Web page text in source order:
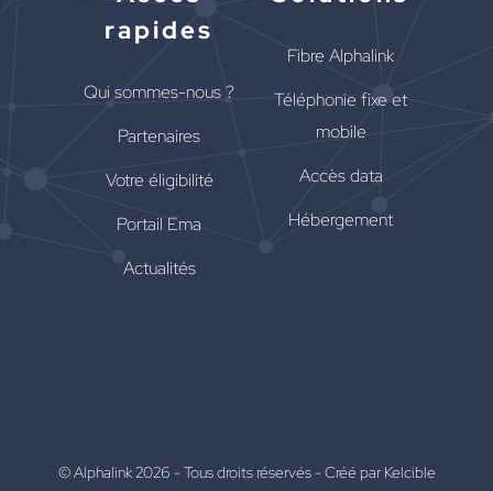
rapides
Qui sommes-nous ?
Partenaires
Votre éligibilité
Portail Ema
Actualités
Fibre Alphalink
Téléphonie fixe et
mobile
Accès data
Hébergement
© Alphalink 2026 - Tous droits réservés -Créé par Kelcible